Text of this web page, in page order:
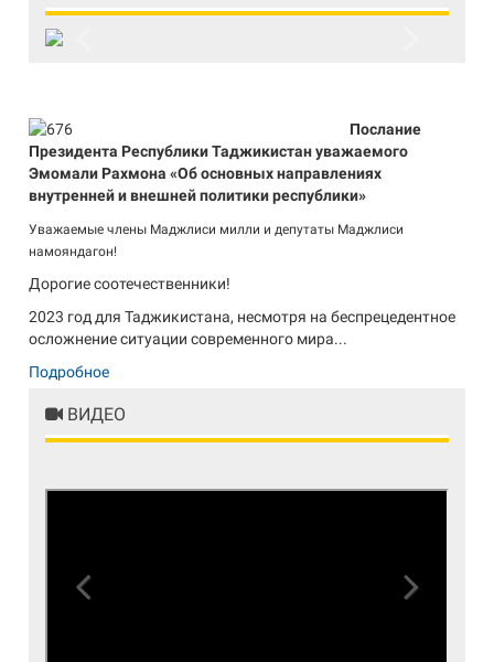
Послание
Президента Республики Таджикистан уважаемого
Эмомали Рахмона «Об основных направлениях
внутренней и внешней политики республики»
Уважаемые члены Маджлиси милли и депутаты Маджлиси
намояндагон!
Дорогие соотечественники!
2023 год для Таджикистана, несмотря на беспрецедентное
осложнение ситуации современного мира...
Подробное
ВИДЕО